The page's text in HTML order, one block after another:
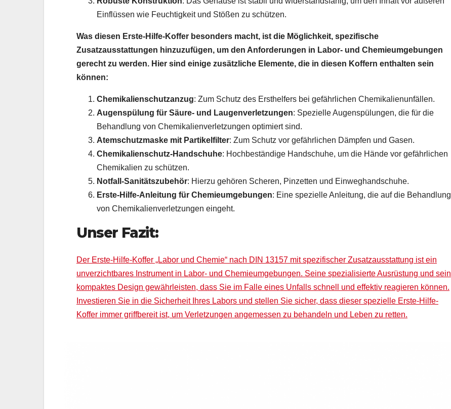
Einflüssen wie Feuchtigkeit und Stößen zu schützen.
Was diesen Erste-Hilfe-Koffer besonders macht, ist die Möglichkeit, spezifische
Zusatzausstattungen hinzuzufügen, um den Anforderungen in Labor- und Chemieumgebungen
gerecht zu werden. Hier sind einige zusätzliche Elemente, die in diesen Koffern enthalten sein
können:
Chemikalienschutzanzug: Zum Schutz des Ersthelfers bei gefährlichen Chemikalienunfällen.
Augenspülung für Säure- und Laugenverletzungen: Spezielle Augenspülungen, die für die
Behandlung von Chemikalienverletzungen optimiert sind.
Atemschutzmaske mit Partikelfilter: Zum Schutz vor gefährlichen Dämpfen und Gasen.
Chemikalienschutz-Handschuhe: Hochbeständige Handschuhe, um die Hände vor gefährlichen
Chemikalien zu schützen.
Notfall-Sanitätszubehör: Hierzu gehören Scheren, Pinzetten und Einweghandschuhe.
Erste-Hilfe-Anleitung für Chemieumgebungen: Eine spezielle Anleitung, die auf die Behandlung
von Chemikalienverletzungen eingeht.
Unser Fazit:
Der Erste-Hilfe-Koffer „Labor und Chemie“ nach DIN 13157 mit spezifischer Zusatzausstattung ist ein
unverzichtbares Instrument in Labor- und Chemieumgebungen. Seine spezialisierte Ausrüstung und sein
kompaktes Design gewährleisten, dass Sie im Falle eines Unfalls schnell und effektiv reagieren können.
Investieren Sie in die Sicherheit Ihres Labors und stellen Sie sicher, dass dieser spezielle Erste-Hilfe-
Koffer immer griffbereit ist, um Verletzungen angemessen zu behandeln und Leben zu retten.